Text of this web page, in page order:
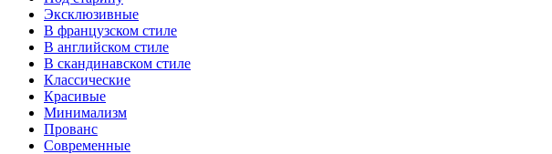
Эксклюзивные
В французском стиле
В английском стиле
В скандинавском стиле
Классические
Красивые
Минимализм
Прованс
Современные